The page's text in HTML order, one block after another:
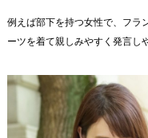
例えば部下を持つ女性で、フラ
ーツを着て親しみやすく発言し